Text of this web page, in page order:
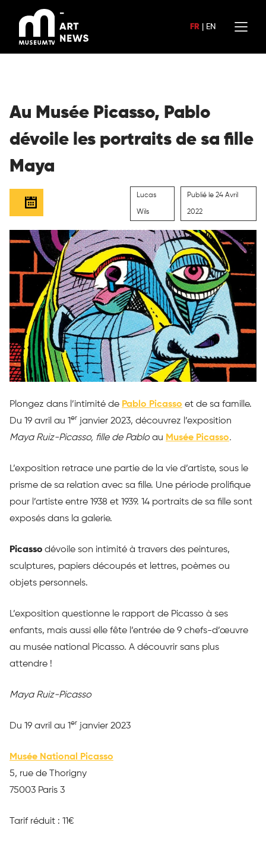
contenu
FR EN
Au Musée Picasso, Pablo
dévoile les portraits de sa fille
Maya
Lucas
Wils
Publié le 24 Avril
2022
Plongez dans l’intimité de Pablo Picasso et de sa famille.
Du 19 avril au 1er janvier 2023, découvrez l’exposition
Maya Ruiz-Picasso, fille de Pabloau Musée Picasso.
L’exposition retrace une partie de la vie d’artiste, sous le
prisme de sa relation avec sa fille. Une période prolifique
pour l’artiste entre 1938 et 1939. 14 portraits de sa fille sont
exposés dans la galerie.
Picasso dévoile son intimité à travers des peintures,
sculptures, papiers découpés et lettres, poèmes ou
objets personnels.
L’exposition questionne le rapport de Picasso à ses
enfants, mais aussi elle fête l’entrée de 9 chefs-d’œuvre
au musée national Picasso. A découvrir sans plus
attendre !
Maya Ruiz-Picasso
Du 19 avril au 1er janvier 2023
Musée National Picasso
5, rue de Thorigny
75003 Paris 3
Tarif réduit : 11€